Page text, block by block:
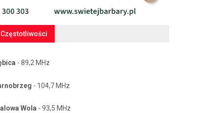
Częstotliwości
- 89,2 MHz
- 104,7 MHz
Wola - 93,5 MHz